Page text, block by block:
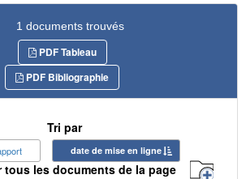
1 documents trouvés
PDF Tableau
PDF Bibliographie
Tri par
date de mise en ligne
tous les documents de la page